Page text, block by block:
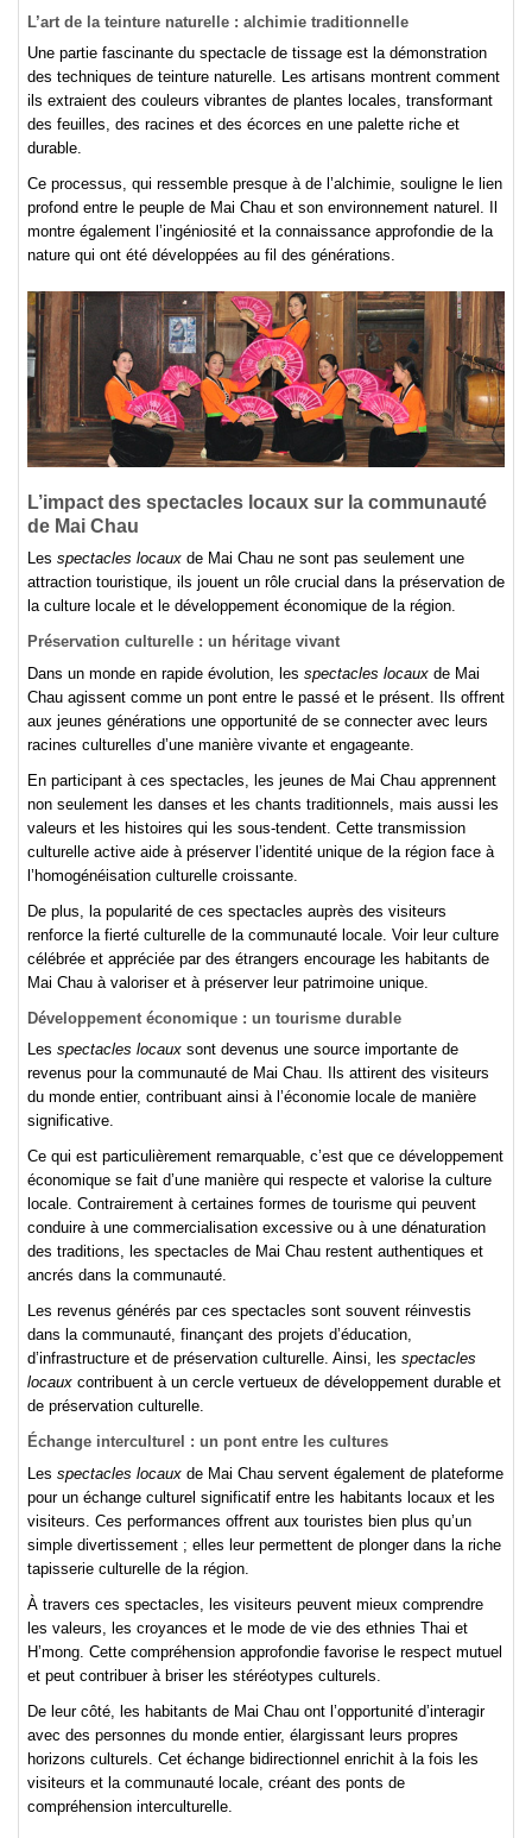
L’art de la teinture naturelle : alchimie traditionnelle
Une partie fascinante du spectacle de tissage est la démonstration
des techniques de teinture naturelle. Les artisans montrent comment
ils extraient des couleurs vibrantes de plantes locales, transformant
des feuilles, des racines et des écorces en une palette riche et
durable.
Ce processus, qui ressemble presque à de l’alchimie, souligne le lien
profond entre le peuple de Mai Chau et son environnement naturel. Il
montre également l’ingéniosité et la connaissance approfondie de la
nature qui ont été développées au fil des générations.
L’impact des spectacles locaux sur la communauté
de Mai Chau
Les spectacles locaux de Mai Chau ne sont pas seulement une
attraction touristique, ils jouent un rôle crucial dans la préservation de
la culture locale et le développement économique de la région.
Préservation culturelle : un héritage vivant
Dans un monde en rapide évolution, les spectacles locaux de Mai
Chau agissent comme un pont entre le passé et le présent. Ils offrent
aux jeunes générations une opportunité de se connecter avec leurs
racines culturelles d’une manière vivante et engageante.
En participant à ces spectacles, les jeunes de Mai Chau apprennent
non seulement les danses et les chants traditionnels, mais aussi les
valeurs et les histoires qui les sous-tendent. Cette transmission
culturelle active aide à préserver l’identité unique de la région face à
l’homogénéisation culturelle croissante.
De plus, la popularité de ces spectacles auprès des visiteurs
renforce la fierté culturelle de la communauté locale. Voir leur culture
célébrée et appréciée par des étrangers encourage les habitants de
Mai Chau à valoriser et à préserver leur patrimoine unique.
Développement économique : un tourisme durable
Les spectacles locaux sont devenus une source importante de
revenus pour la communauté de Mai Chau. Ils attirent des visiteurs
du monde entier, contribuant ainsi à l’économie locale de manière
significative.
Ce qui est particulièrement remarquable, c’est que ce développement
économique se fait d’une manière qui respecte et valorise la culture
locale. Contrairement à certaines formes de tourisme qui peuvent
conduire à une commercialisation excessive ou à une dénaturation
des traditions, les spectacles de Mai Chau restent authentiques et
ancrés dans la communauté.
Les revenus générés par ces spectacles sont souvent réinvestis
dans la communauté, finançant des projets d’éducation,
d’infrastructure et de préservation culturelle. Ainsi, les spectacles
locaux contribuent à un cercle vertueux de développement durable et
de préservation culturelle.
Échange interculturel : un pont entre les cultures
Les spectacles locaux de Mai Chau servent également de plateforme
pour un échange culturel significatif entre les habitants locaux et les
visiteurs. Ces performances offrent aux touristes bien plus qu’un
simple divertissement ; elles leur permettent de plonger dans la riche
tapisserie culturelle de la région.
À travers ces spectacles, les visiteurs peuvent mieux comprendre
les valeurs, les croyances et le mode de vie des ethnies Thai et
H’mong. Cette compréhension approfondie favorise le respect mutuel
et peut contribuer à briser les stéréotypes culturels.
De leur côté, les habitants de Mai Chau ont l’opportunité d’interagir
avec des personnes du monde entier, élargissant leurs propres
horizons culturels. Cet échange bidirectionnel enrichit à la fois les
visiteurs et la communauté locale, créant des ponts de
compréhension interculturelle.